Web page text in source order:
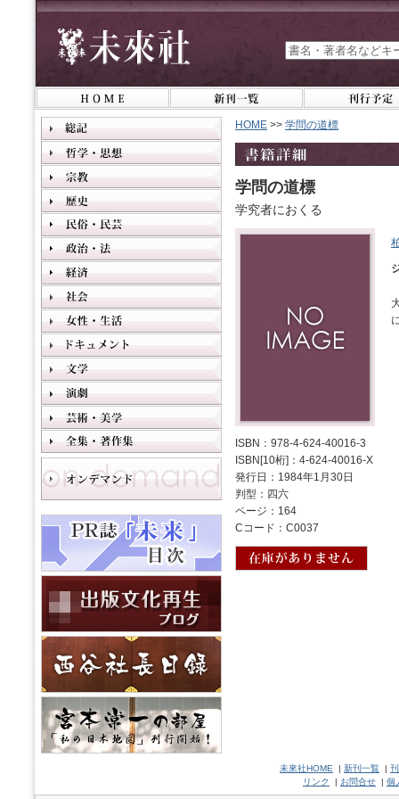
HOME >> 学問の道標
学問の道標
学究者におくる
ISBN：978-4-624-40016-3
ISBN[10桁]：4-624-40016-X
発行日：1984年1月30日
判型：四六
ページ：164
Cコード：C0037
未來社HOME | 新刊一覧 |
リンク
| お問合せ | 個